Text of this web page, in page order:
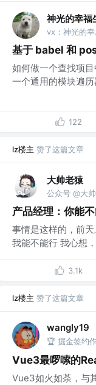
神光的幸福
基于 babel 和
如何做一个查找项
一个通用的模块遍
122
lz楼主 赞了这篇文章
大帅老猿
产品经理：你能
事情是这样的，前
我能不能行 我心想
3.1k
lz楼主 赞了这篇文章
wangly19
Vue3最啰嗦的
Vue3如火如荼，与